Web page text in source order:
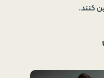
کنند.